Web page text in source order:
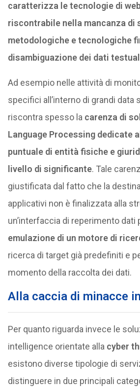
caratterizza le tecnologie di
riscontrabile nella mancanza di
metodologiche e tecnologiche
disambiguazione dei dati
Ad esempio nelle attività di
specifici all’interno di grandi data
riscontra spesso la carenza di
Language Processing dedicate
puntuale di entità fisiche e
livello di significante. Tale
giustificata dal fatto che la
applicativi non è finalizzata alla
un’interfaccia di reperimento dati
emulazione di un motore di
ricerca di target già predefiniti e
momento della raccolta dei dati.
Alla caccia di minacce
Per quanto riguarda invece le
intelligence orientate alla cyber
esistono diverse tipologie di
distinguere in due principali